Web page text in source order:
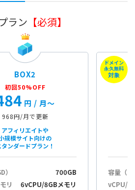
g
e
e
r
ラン 【必須】
BOX2
初回50%OFF
円 / 月〜
968円/月で更新
アフィリエイトや
規模サイト向けの
タンダードプラン！
）
700GB
リ
6vCPU/8GBメモリ
ドメイン
永久無料
対象
容量（
vCPU/